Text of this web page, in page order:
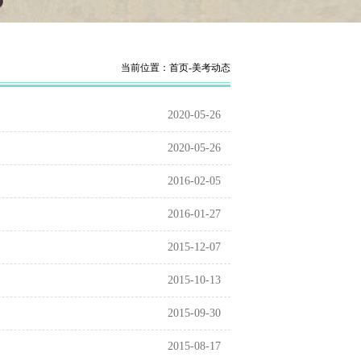
当前位置： 首页-美考动态
2020-05-26
2020-05-26
2016-02-05
2016-01-27
2015-12-07
2015-10-13
2015-09-30
2015-08-17